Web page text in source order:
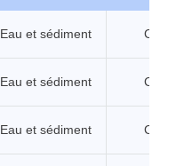
Eau et sédiment CL/
Eau et sédiment CL/
Eau et sédiment CL/